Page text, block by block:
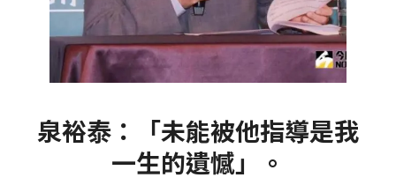
泉裕泰：「未能被他指導是我
一生的遺憾」。